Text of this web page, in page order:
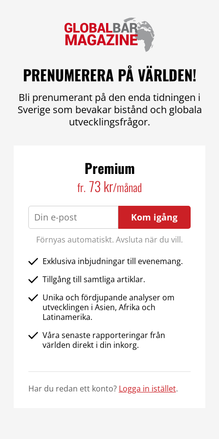
PRENUMERERA PÅ VÄRLDEN!
Bli prenumerant på den enda tidningen i
Sverige som bevakar bistånd och globala
utvecklingsfrågor.
Premium
fr. 73 kr/månad
Kom igång
Förnyas automatiskt. Avsluta när du vill.
Exklusiva inbjudningar till evenemang.
Tillgång till samtliga artiklar.
Unika och fördjupande analyser om
utvecklingen i Asien, Afrika och
Latinamerika.
Våra senaste rapporteringar från
världen direkt i din inkorg.
Har du redan ett konto? Logga in istället.